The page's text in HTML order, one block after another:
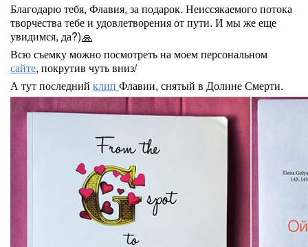
Благодарю тебя, Флавия, за подарок. Неиссякаемого потока
творчества тебе и удовлетворения от пути. И мы же еще
увидимся, да?)🙏
Всю съемку можно посмотреть на моем персональном
сайте, покрутив чуть вниз/
А тут последний клип Флавии, снятый в Долине Смерти.